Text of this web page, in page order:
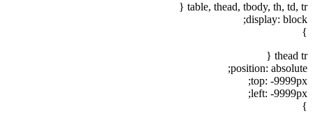
table, thead, tbody, th, td, tr {
display: block;
}
thead tr {
position: absolute;
top: -9999px;
left: -9999px;
}